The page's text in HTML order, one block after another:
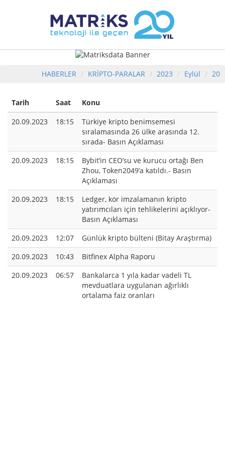
HABERLER KRİPTO-PARALAR 2023 Eylül 20
Tarih Saat
Konu
20.09.2023
18:15
Türkiye kripto benimsemesi
sıralamasında 26 ülke arasında 12.
sırada- Basın Açıklaması
20.09.2023
18:15
Bybit’in CEO’su ve kurucu ortağı Ben
Zhou, Token2049’a katıldı.- Basın
Açıklaması
20.09.2023
18:15
Ledger, kör imzalamanın kripto
yatırımcıları için tehlikelerini açıklıyor-
Basın Açıklaması
20.09.2023
12:07
Günlük kripto bülteni (Bitay Araştırma)
20.09.2023
10:43
Bitfinex Alpha Raporu
20.09.2023
06:57
Bankalarca 1 yıla kadar vadeli TL
mevduatlara uygulanan ağırlıklı
ortalama faiz oranları